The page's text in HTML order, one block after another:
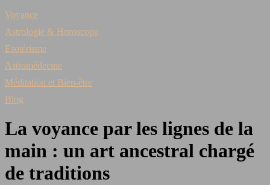
Voyance
Astrologie & Horoscope
Esotérisme
Astromédecine
Méditation et Bien-être
Blog
La voyance par les lignes de la
main : un art ancestral chargé
de traditions